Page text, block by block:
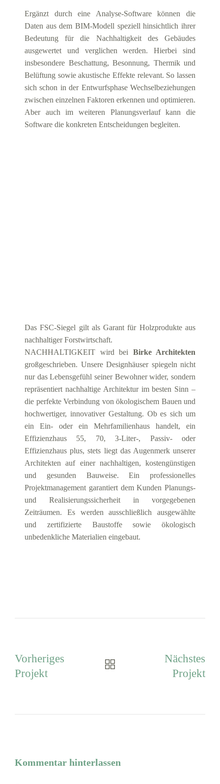
Ergänzt durch eine Analyse-Software können die
Daten aus dem BIM-Modell speziell hinsichtlich ihrer
Bedeutung für die Nachhaltigkeit des Gebäudes
ausgewertet und verglichen werden. Hierbei sind
insbesondere Beschattung, Besonnung, Thermik und
Belüftung sowie akustische Effekte relevant. So lassen
sich schon in der Entwurfsphase Wechselbeziehungen
zwischen einzelnen Faktoren erkennen und optimieren.
Aber auch im weiteren Planungsverlauf kann die
Software die konkreten Entscheidungen begleiten.
Das FSC-Siegel gilt als Garant für Holzprodukte aus
nachhaltiger Forstwirtschaft.
NACHHALTIGKEIT wird bei Birke Architekten
großgeschrieben. Unsere Designhäuser spiegeln nicht
nur das Lebensgefühl seiner Bewohner wider, sondern
repräsentiert nachhaltige Architektur im besten Sinn –
die perfekte Verbindung von ökologischem Bauen und
hochwertiger, innovativer Gestaltung. Ob es sich um
ein Ein- oder ein Mehrfamilienhaus handelt, ein
Effizienzhaus 55, 70, 3-Liter-, Passiv- oder
Effizienzhaus plus, stets liegt das Augenmerk unserer
Architekten auf einer nachhaltigen, kostengünstigen
und gesunden Bauweise. Ein professionelles
Projektmanagement garantiert dem Kunden Planungs-
und Realisierungssicherheit in vorgegebenen
Zeiträumen. Es werden ausschließlich ausgewählte
und zertifizierte Baustoffe sowie ökologisch
unbedenkliche Materialien eingebaut.
Vorheriges
Projekt
Nächstes
Projekt
Kommentar hinterlassen